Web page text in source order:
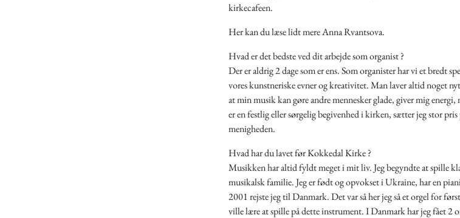
kirkecafeen.
Her kan du læse lidt mere Anna Rvantsova.
Hvad er det bedste ved dit arbejde som organist ?
Der er aldrig 2 dage som er ens. Som organister har vi et bredt
vores kunstneriske evner og kreativitet. Man laver altid noget
at min musik kan gøre andre mennesker glade, giver mig
er en festlig eller sørgelig begivenhed i kirken, sætter jeg stor
menigheden.
Hvad har du lavet før Kokkedal Kirke ?
Musikken har altid fyldt meget i mit liv. Jeg begyndte at spille
musikalsk familie. Jeg er født og opvokset i Ukraine, har en
2001 rejste jeg til Danmark. Det var så her jeg så et orgel for
ville lære at spille på dette instrument. I Danmark har jeg fået 2